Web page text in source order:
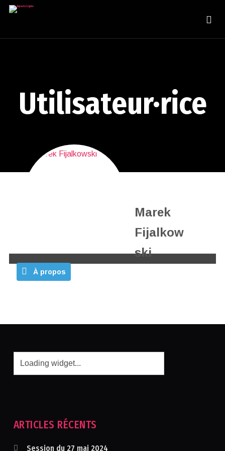
Utilisateur·rice
Marek
Fijalkow
ski
À propos
ARTICLES RÉCENTS
Session du 27 mai 2024